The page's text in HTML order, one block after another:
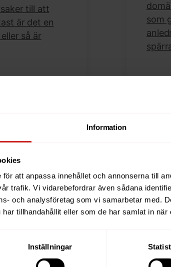
Information
att anpassa innehållet och annonserna till
trafik. Vi vidarebefordrar även sådana
och analysföretag som vi samarbetar med.
tillhandahållit eller som de har samlat in
Inställningar
till att
är det en
så är
som
you were
been
have tried to access is suspended.
for further information.